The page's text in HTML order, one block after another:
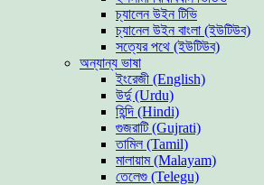
চ্যালেন উইন টিভি
চ্যানেল উইন বাংলা (ইউটিউব)
সত্যের পথে (ইউটিউব)
অন্যান্য ভাষা
ইংরেজী (English)
উর্দু (Urdu)
হিন্দি (Hindi)
গুজরাটি (Gujrati)
তামিল (Tamil)
মালায়াম (Malayam)
তেলেগু (Telegu)